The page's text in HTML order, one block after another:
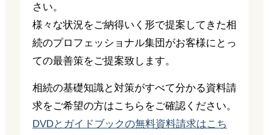
さい。
様々な状況をご納得いく形で提案してきた相
続のプロフェッショナル集団がお客様にとっ
ての最善策をご提案致します。
相続の基礎知識と対策がすべて分かる資料請
求をご希望の方はこちらをご確認ください。
DVDとガイドブックの無料資料請求はこち